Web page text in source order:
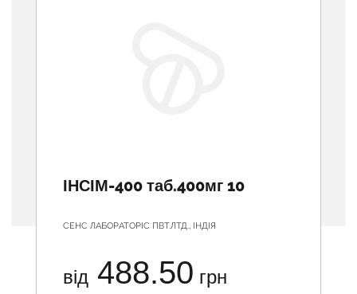
ІНСІМ-400 таб.400мг 10
СЕНС ЛАБОРАТОРІС ПВТ.ЛТД., ІНДІЯ
від 488.50 грн